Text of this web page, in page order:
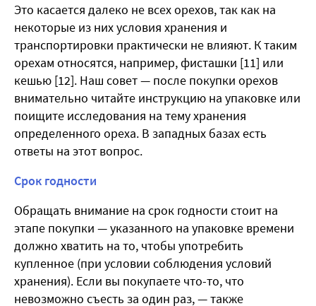
Это касается далеко не всех орехов, так как на
некоторые из них условия хранения и
транспортировки практически не влияют. К таким
орехам относятся, например, фисташки [11] или
кешью [12]. Наш совет — после покупки орехов
внимательно читайте инструкцию на упаковке или
поищите исследования на тему хранения
определенного ореха. В западных базах есть
ответы на этот вопрос.
Срок годности
Обращать внимание на срок годности стоит на
этапе покупки — указанного на упаковке времени
должно хватить на то, чтобы употребить
купленное (при условии соблюдения условий
хранения). Если вы покупаете что-то, что
невозможно съесть за один раз, — также